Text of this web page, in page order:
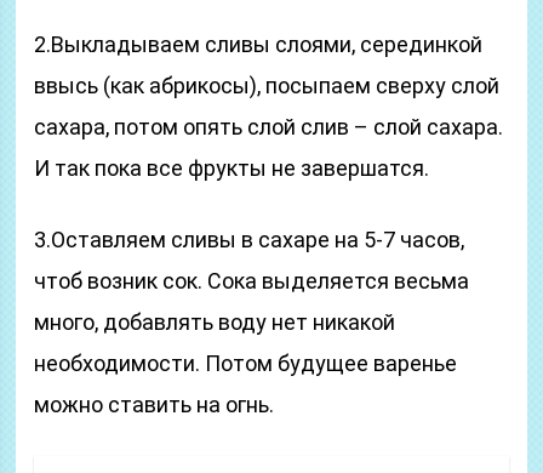
2.Выкладываем сливы слоями, серединкой
ввысь (как абрикосы), посыпаем сверху слой
сахара, потом опять слой слив – слой сахара.
И так пока все фрукты не завершатся.
3.Оставляем сливы в сахаре на 5-7 часов,
чтоб возник сок. Сока выделяется весьма
много, добавлять воду нет никакой
необходимости. Потом будущее варенье
можно ставить на огнь.